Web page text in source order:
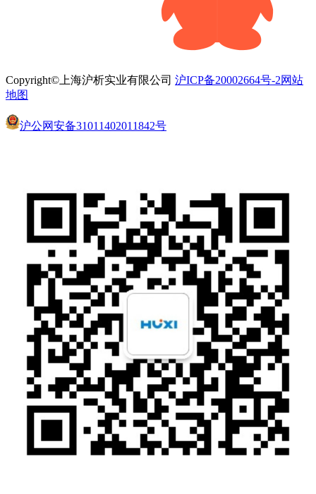
Copyright©上海沪析实业有限公司 沪ICP备20002664号-2网站
地图
沪公网安备31011402011842号